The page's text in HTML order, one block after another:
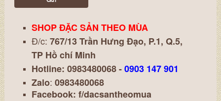
SHOP ĐẶC SẢN THEO MÙA
Đ/c: 767/13 Trần Hưng Đạo, P.1, Q.5,
TP Hồ chí Minh
Hotline: 0983480068 -0903 147 901
Zalo: 0983480068
Facebook: f/dacsantheomua